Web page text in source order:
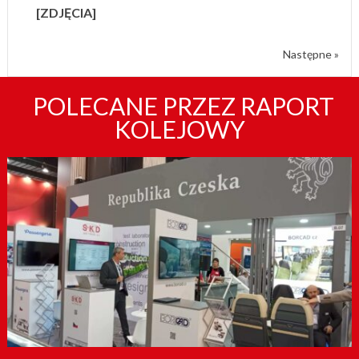
[ZDJĘCIA]
Następne »
POLECANE PRZEZ RAPORT
KOLEJOWY